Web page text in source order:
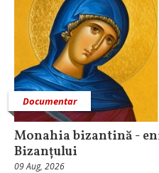
Documentar
Monahia bizantină -
Bizanțului
09 Aug, 2026